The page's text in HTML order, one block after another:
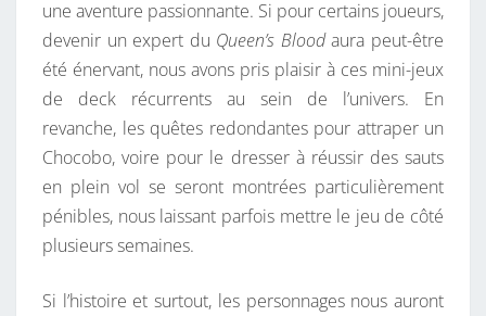
une aventure passionnante. Si pour certains joueurs,
devenir un expert du Queen’s Bloodaura peut-être
été énervant, nous avons pris plaisir à ces mini-jeux
de deck récurrents au sein de l’univers. En
revanche, les quêtes redondantes pour attraper un
Chocobo, voire pour le dresser à réussir des sauts
en plein vol se seront montrées particulièrement
pénibles, nous laissant parfois mettre le jeu de côté
plusieurs semaines.
Si l’histoire et surtout, les personnages nous auront